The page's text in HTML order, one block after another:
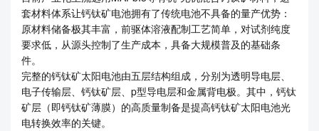
套材料体系让钙钛矿电池拥有了传统电池不具备的量产优势：
原材料储备极其丰富，前驱体溶液配制工艺简单，对试剂纯度
要求低，从源头控制了生产成本，具备大规模普及的基础条
件。
完整的钙钛矿太阳电池由五层结构组成，分别为透明导电层、
电子传输层、钙钛矿层、p型导电层和金属背电极。其中，钙钛
矿层（即钙钛矿薄膜）的高质量制备是提高钙钛矿太阳电池光
电转换效率的关键。